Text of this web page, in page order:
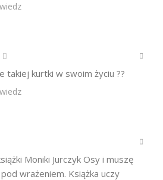
takiej kurtki w swoim życiu ??
Moniki Jurczyk Osy i muszę
wrażeniem. Książka uczy